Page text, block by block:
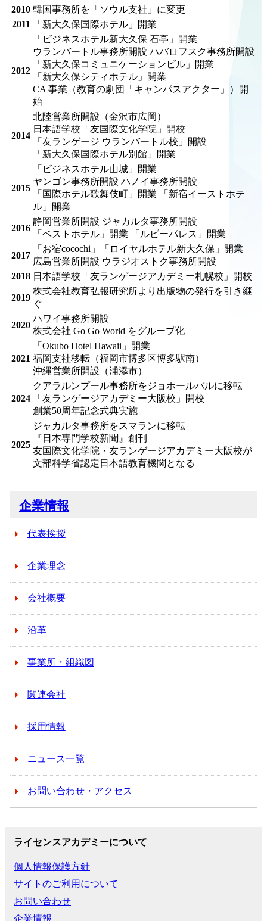
2010 韓国事務所を「ソウル支社」に変更
2011
「新大久保国際ホテル」開業
2012
「ビジネスホテル新大久保 石亭」開業
ウランバートル事務所開設 ハバロフスク事務所開設
「新大久保コミュニケーションビル」開業
「新大久保シティホテル」開業
CA 事業（教育の劇団「キャンパスアクター」）開
始
2014
北陸営業所開設（金沢市広岡）
日本語学校「友国際文化学院」開校
「友ランゲージ ウランバートル校」開設
「新大久保国際ホテル別館」開業
2015
「ビジネスホテル山城」開業
ヤンゴン事務所開設 ハノイ事務所開設
「国際ホテル歌舞伎町」開業 「新宿イーストホテ
ル」開業
2016
静岡営業所開設 ジャカルタ事務所開設
「ベストホテル」開業 「ルビーパレス」開業
2017
「お宿cocochi」「ロイヤルホテル新大久保」開業
広島営業所開設 ウラジオストク事務所開設
2018 日本語学校「友ランゲージアカデミー札幌校」開校
2019
株式会社教育弘報研究所より出版物の発行を引き継
ぐ
2020
ハワイ事務所開設
株式会社 Go Go World をグループ化
2021
「Okubo Hotel Hawaii」開業
福岡支社移転（福岡市博多区博多駅南）
沖縄営業所開設（浦添市）
2024
クアラルンプール事務所をジョホールバルに移転
「友ランゲージアカデミー大阪校」開校
創業50周年記念式典実施
2025
ジャカルタ事務所をスマランに移転
『日本専門学校新聞』創刊
友国際文化学院・友ランゲージアカデミー大阪校が
文部科学省認定日本語教育機関となる
企業情報
代表挨拶
企業理念
会社概要
沿革
事業所・組織図
関連会社
採用情報
ニュース一覧
お問い合わせ・アクセス
ライセンスアカデミーについて
個人情報保護方針
サイトのご利用について
お問い合わせ
企業情報